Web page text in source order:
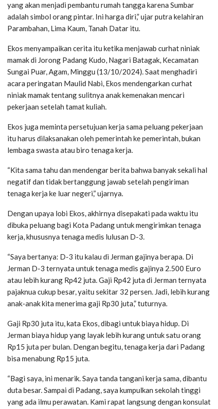
yang akan menjadi pembantu rumah tangga karena Sumbar
adalah simbol orang pintar. Ini harga diri,” ujar putra kelahiran
Parambahan, Lima Kaum, Tanah Datar itu.
Ekos menyampaikan cerita itu ketika menjawab curhat niniak
mamak di Jorong Padang Kudo, Nagari Batagak, Kecamatan
Sungai Puar, Agam, Minggu (13/10/2024). Saat menghadiri
acara peringatan Maulid Nabi, Ekos mendengarkan curhat
niniak mamak tentang sulitnya anak kemenakan mencari
pekerjaan setelah tamat kuliah.
Ekos juga meminta persetujuan kerja sama peluang pekerjaan
itu harus dilaksanakan oleh pemerintah ke pemerintah, bukan
lembaga swasta atau biro tenaga kerja.
“Kita sama tahu dan mendengar berita bahwa banyak sekali hal
negatif dan tidak bertanggung jawab setelah pengiriman
tenaga kerja ke luar negeri,” ujarnya.
Dengan upaya lobi Ekos, akhirnya disepakati pada waktu itu
dibuka peluang bagi Kota Padang untuk mengirimkan tenaga
kerja, khususnya tenaga medis lulusan D-3.
“Saya bertanya: D-3 itu kalau di Jerman gajinya berapa. Di
Jerman D-3 ternyata untuk tenaga medis gajinya 2.500 Euro
atau lebih kurang Rp42 juta. Gaji Rp42 juta di Jerman ternyata
pajaknua cukup besar, yaitu sekitar 32 persen. Jadi, lebih kurang
anak-anak kita menerima gaji Rp30 juta,” tuturnya.
Gaji Rp30 juta itu, kata Ekos, dibagi untuk biaya hidup. Di
Jerman biaya hidup yang layak lebih kurang untuk satu orang
Rp15 juta per bulan. Dengan begitu, tenaga kerja dari Padang
bisa menabung Rp15 juta.
“Bagi saya, ini menarik. Saya tanda tangani kerja sama, dibantu
duta besar. Sampai di Padang, saya kumpulkan sekolah tinggi
yang ada ilmu perawatan. Kami rapat langsung dengan konsulat